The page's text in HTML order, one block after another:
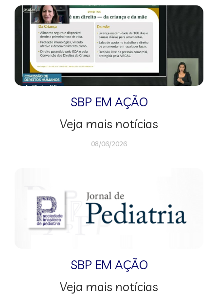
SBP EM AÇÃO
Veja mais notícias
08/06/2026
SBP EM AÇÃO
Veja mais notícias